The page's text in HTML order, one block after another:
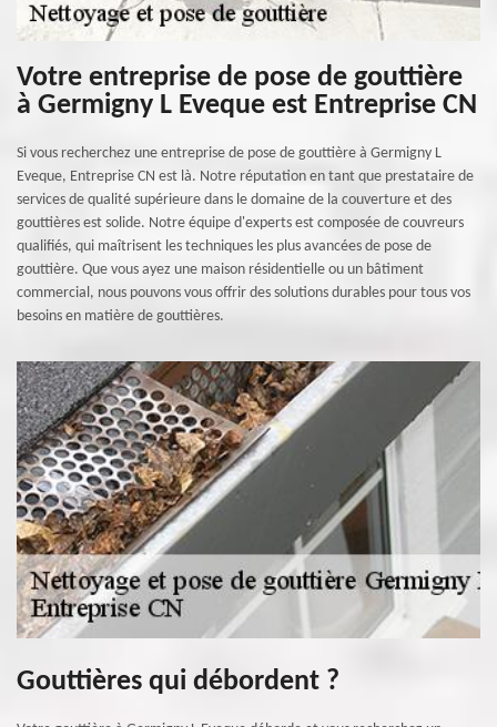
Votre entreprise de pose de gouttière
à Germigny L Eveque est Entreprise CN
Si vous recherchez une entreprise de pose de gouttière à Germigny L
Eveque, Entreprise CN est là. Notre réputation en tant que prestataire de
services de qualité supérieure dans le domaine de la couverture et des
gouttières est solide. Notre équipe d'experts est composée de couvreurs
qualifiés, qui maîtrisent les techniques les plus avancées de pose de
gouttière. Que vous ayez une maison résidentielle ou un bâtiment
commercial, nous pouvons vous offrir des solutions durables pour tous vos
besoins en matière de gouttières.
Gouttières qui débordent ?